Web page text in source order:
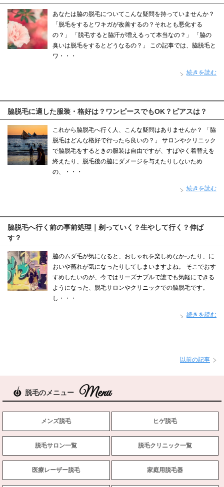
あなたは脇の脱毛についてこんな疑問を持っていませんか？
「脱毛をするとワキガが改善するの？それとも悪化する
の？」 「脱毛すると脇汗が増えるって本当なの？」 「脇の
臭いは脱毛をするとどうなるの？」 この記事では、脇脱毛と
ワ・・・
続きを読む
脇脱毛に適した服装・格好は？ワンピースでもOK？ピアスは？
これから脇脱毛へ行く人、こんな疑問はありませんか？ 「脇
脱毛はどんな格好で行ったら良いの？」 サロンやクリニック
で脇脱毛をするときの服装は自由ですが、すばやく着替えを
終えたり、脱毛後の脇にダメージを与えたりしないため
の、・・・
続きを読む
脇脱毛へ行く前の事前処理｜剃っていく？生やして行く？伸ば
す？
脇のムダ毛が気になると、おしゃれを楽しめなかったり、に
おいや蒸れが気になったりしてしまいますよね。 そこでおす
すめしたいのが、今ではリーズナブルで誰でも気軽にできる
ようになった、脱毛サロンやクリニックでの脇脱毛です。
し・・・
続きを読む
以前の記事
脱毛のメニュー
メンズ脱毛 ヒゲ脱毛
脱毛サロン一覧 脱毛クリニック一覧
医療レーザー脱毛 家庭用脱毛器